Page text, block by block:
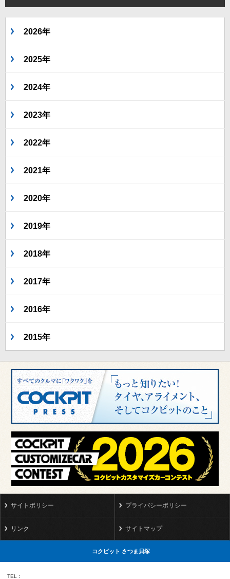
2026年
2025年
2024年
2023年
2022年
2021年
2020年
2019年
2018年
2017年
2016年
2015年
サイトポリシー プライバシーポリシー
リンク サイトマップ
コクピット さつま貝塚
TEL